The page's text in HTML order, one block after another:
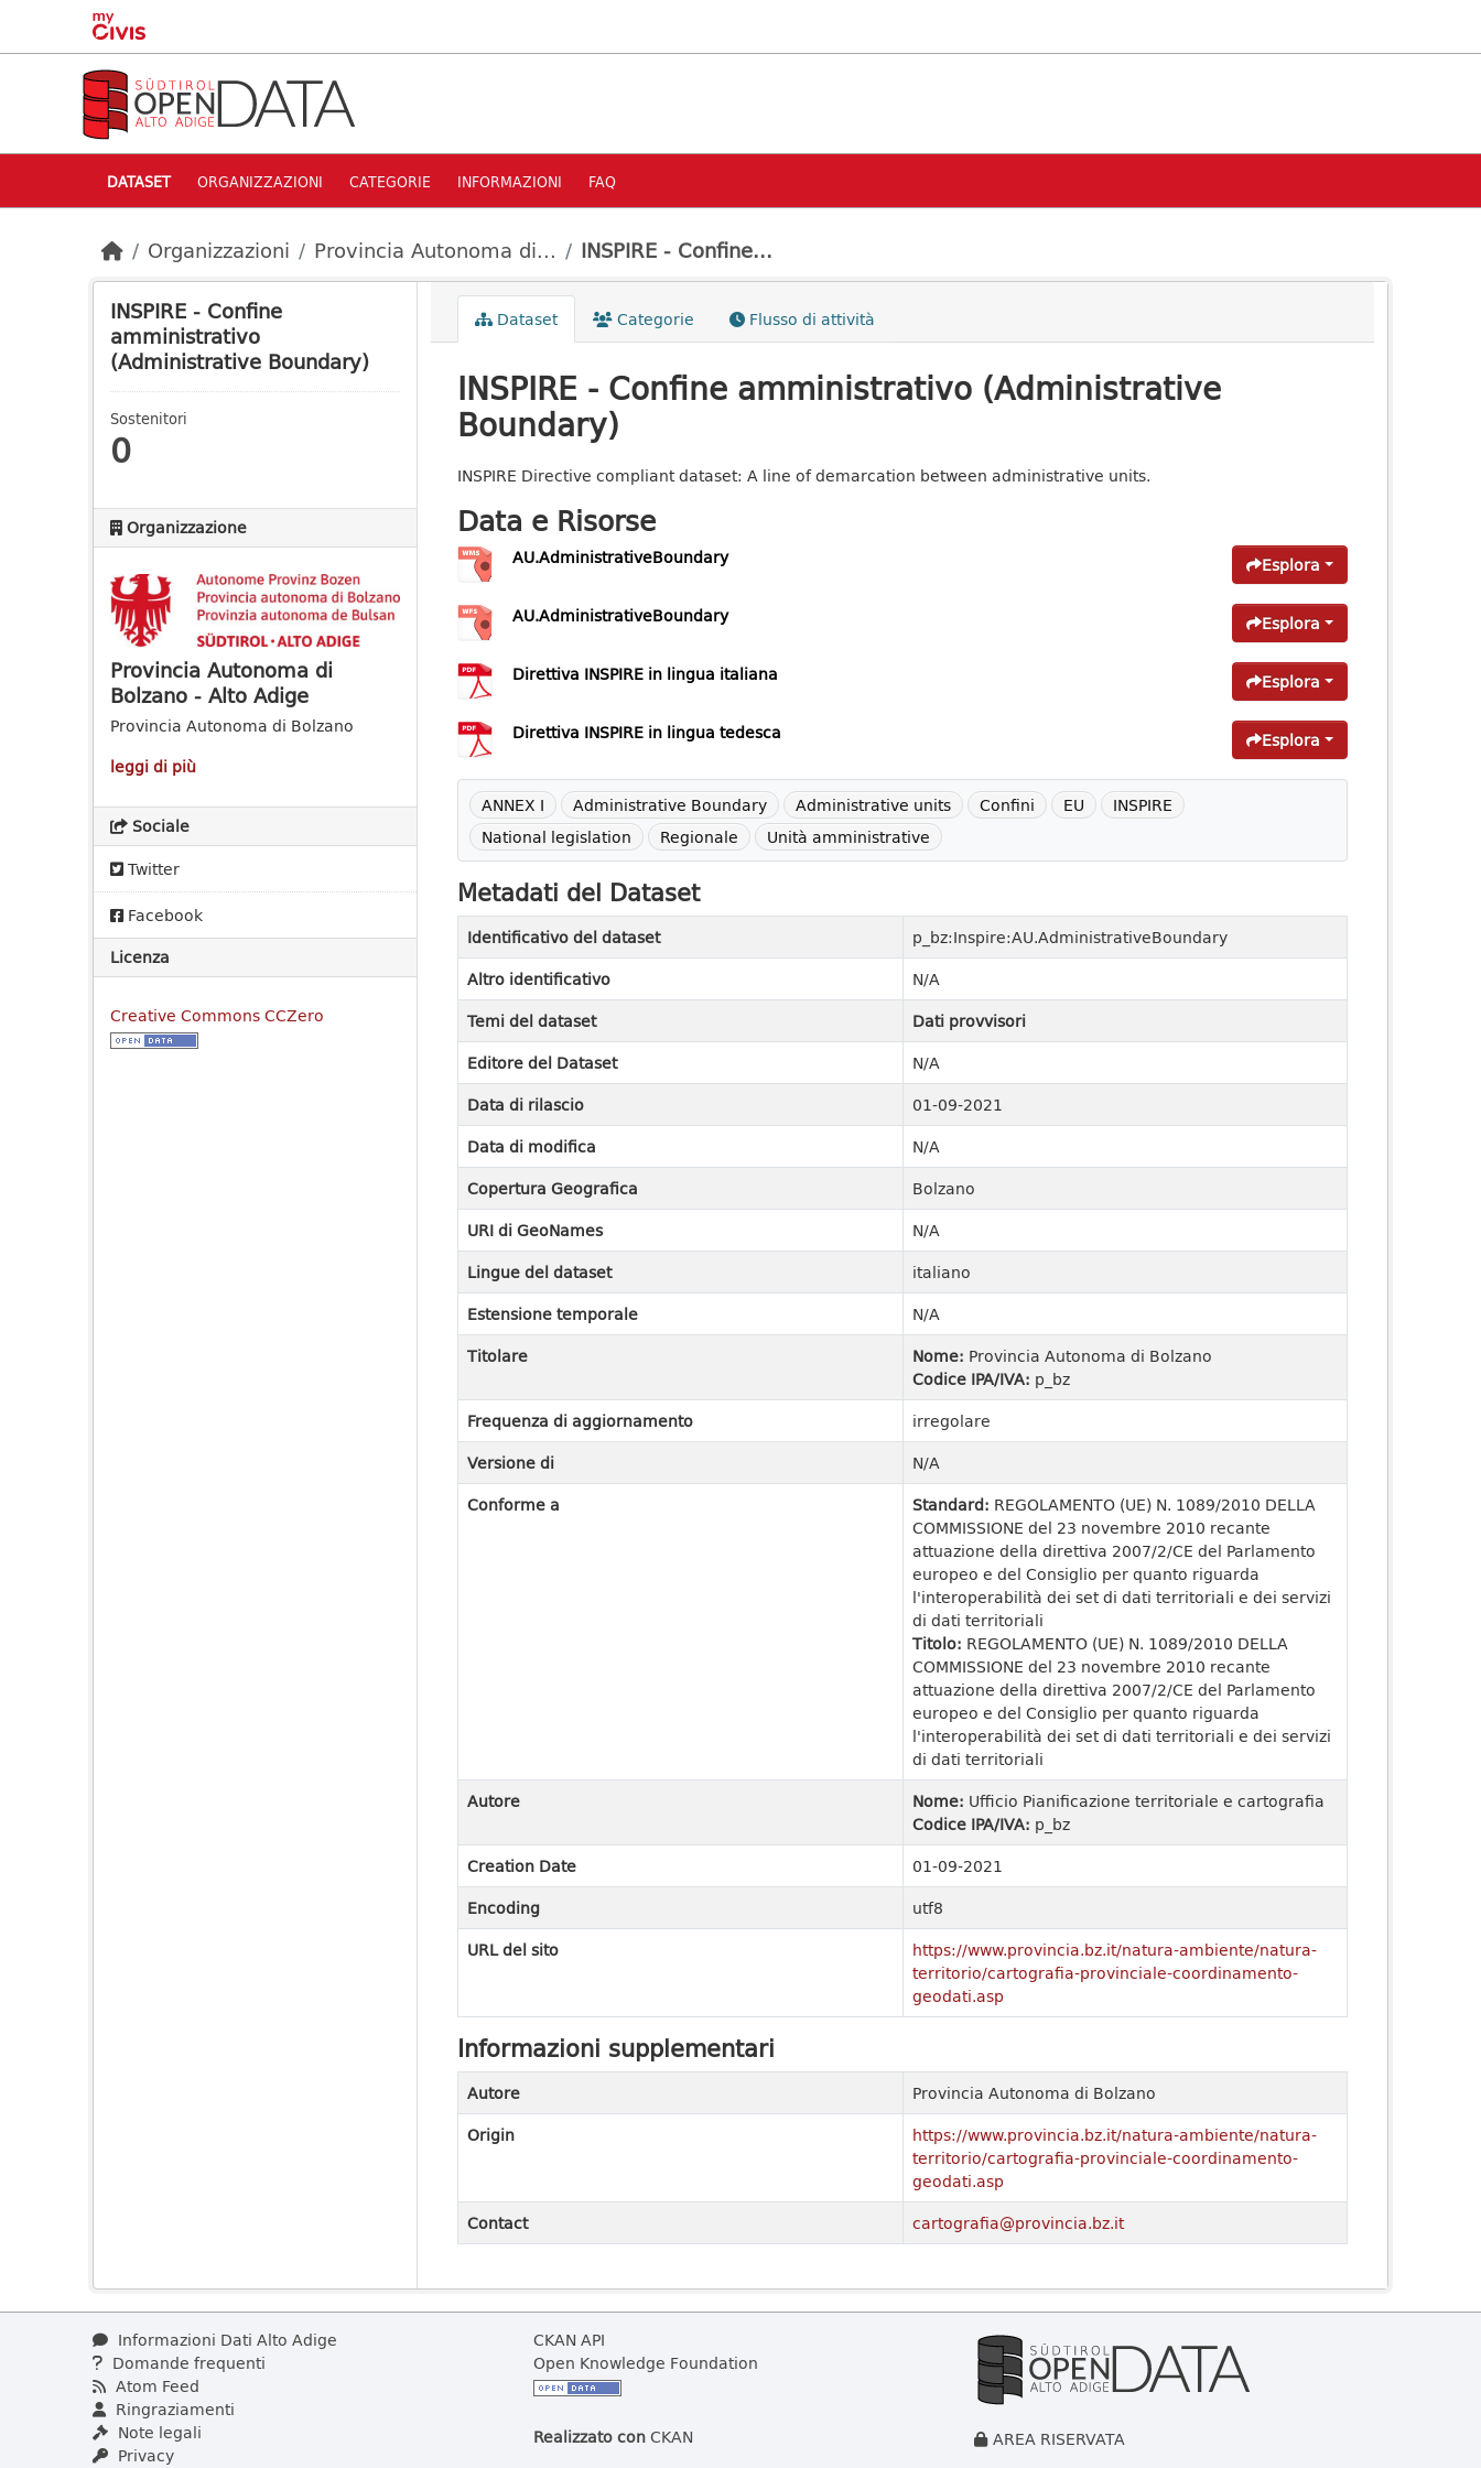
Skip to main content
DATASET ORGANIZZAZIONI CATEGORIE INFORMAZIONI FAQ
Organizzazioni Provincia Autonoma di... INSPIRE - Confine...
INSPIRE - Confine
amministrativo
(Administrative Boundary)
Sostenitori
0
Organizzazione
Provincia Autonoma di
Bolzano - Alto Adige
Provincia Autonoma di Bolzano
leggi di più
Sociale
Twitter
Facebook
Licenza
Creative Commons CCZero
Dataset Categorie Flusso di attività
INSPIRE - Confine amministrativo (Administrative
Boundary)
INSPIRE Directive compliant dataset: A line of demarcation between administrative units.
Data e Risorse
AU.AdministrativeBoundary Esplora
AU.AdministrativeBoundary Esplora
Direttiva INSPIRE in lingua italiana Esplora
Direttiva INSPIRE in lingua tedesca Esplora
ANNEX I Administrative Boundary Administrative units Confini EU
INSPIRE
National legislation
Regionale Unità amministrative
Metadati del Dataset
Identificativo del dataset
p_bz:Inspire:AU.AdministrativeBoundary
Altro identificativo
N/A
Temi del dataset
Dati provvisori
Editore del Dataset
N/A
Data di rilascio
01-09-2021
Data di modifica
N/A
Copertura Geografica
Bolzano
URI di GeoNames
N/A
Lingue del dataset
italiano
Estensione temporale
N/A
Titolare
Nome: Provincia Autonoma di Bolzano
Codice IPA/IVA: p_bz
Frequenza di aggiornamento
irregolare
Versione di
N/A
Conforme a
Standard: REGOLAMENTO (UE) N. 1089/2010 DELLA
COMMISSIONE del 23 novembre 2010 recante
attuazione della direttiva 2007/2/CE del Parlamento
europeo e del Consiglio per quanto riguarda
l'interoperabilità dei set di dati territoriali e dei servizi
di dati territoriali
Titolo: REGOLAMENTO (UE) N. 1089/2010 DELLA
COMMISSIONE del 23 novembre 2010 recante
attuazione della direttiva 2007/2/CE del Parlamento
europeo e del Consiglio per quanto riguarda
l'interoperabilità dei set di dati territoriali e dei servizi
di dati territoriali
Autore
Nome: Ufficio Pianificazione territoriale e cartografia
Codice IPA/IVA: p_bz
Creation Date
01-09-2021
Encoding
utf8
URL del sito
https://www.provincia.bz.it/natura-ambiente/natura-
territorio/cartografia-provinciale-coordinamento-
geodati.asp
Informazioni supplementari
Autore
Provincia Autonoma di Bolzano
Origin
https://www.provincia.bz.it/natura-ambiente/natura-
territorio/cartografia-provinciale-coordinamento-
geodati.asp
Contact
cartografia@provincia.bz.it
Informazioni Dati Alto Adige
Domande frequenti
Atom Feed
Ringraziamenti
Note legali
Privacy
CKAN API
Open Knowledge Foundation
Realizzato conCKAN AREA RISERVATA